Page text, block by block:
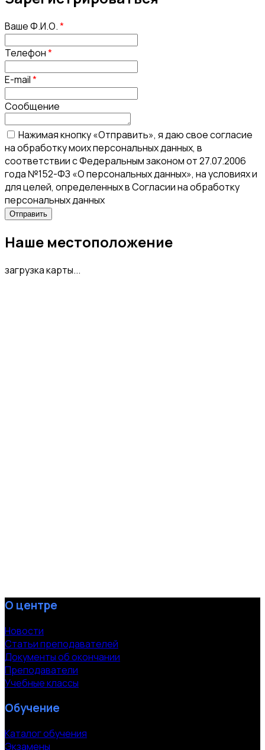
Ваше Ф.И.О.*
Телефон*
E-mail*
Сообщение
Нажимая кнопку «Отправить», я даю свое согласие
на обработку моих персональных данных, в
соответствии с Федеральным законом от 27.07.2006
года №152-ФЗ «О персональных данных», на условиях и
для целей, определенных в Согласии на обработку
персональных данных
Наше местоположение
загрузка карты...
О центре
Новости
Статьи преподавателей
Документы об окончании
Преподаватели
Учебные классы
Обучение
Каталог обучения
Экзамены